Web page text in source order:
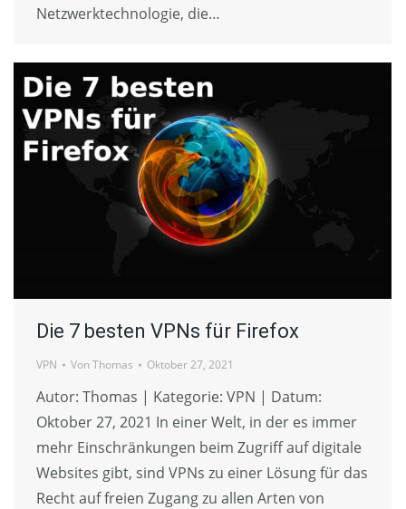
Netzwerktechnologie, die…
Die 7 besten VPNs für Firefox
VPN VonThomas Oktober 27, 2021
Autor: Thomas | Kategorie: VPN | Datum:
Oktober 27, 2021 In einer Welt, in der es immer
mehr Einschränkungen beim Zugriff auf digitale
Websites gibt, sind VPNs zu einer Lösung für das
Recht auf freien Zugang zu allen Arten von